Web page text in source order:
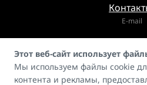
E-mail
Этот веб-сайт использует
Мы используем файлы cookie
контента и рекламы,